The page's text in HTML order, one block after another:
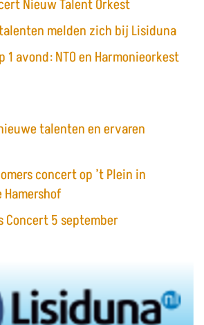
Nieuw Talent Orkest
melden zich bij Lisiduna
1 avond: NTO en Harmonieorkest
talenten en ervaren
concert op ’t Plein in
Concert 5 september